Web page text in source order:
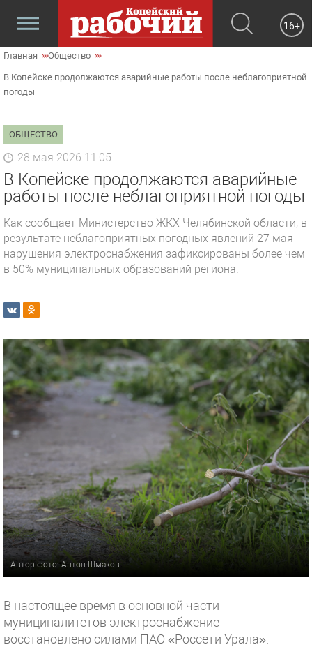
16+
Главная Общество
В Копейске продолжаются аварийные работы после неблагоприятной
погоды
ОБЩЕСТВО
28 мая 2026 11:05
В Копейске продолжаются аварийные
работы после неблагоприятной погоды
Как сообщает Министерство ЖКХ Челябинской области, в
результате неблагоприятных погодных явлений 27 мая
нарушения электроснабжения зафиксированы более чем
в 50% муниципальных образований региона.
Автор фото: Антон Шмаков
В настоящее время в основной части
муниципалитетов электроснабжение
восстановлено силами ПАО «Россети Урала».